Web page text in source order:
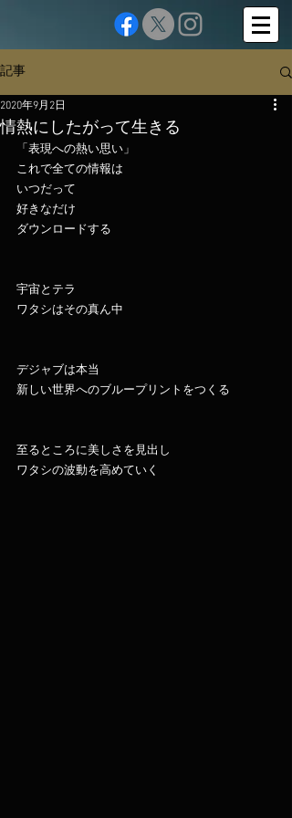
記事
情熱にしたがって生きる
2020年9月2日
「表現への熱い思い」
これで全ての情報は
いつだって
好きなだけ
ダウンロードする
宇宙とテラ
ワタシはその真ん中
デジャブは本当
新しい世界へのブループリントをつくる
至るところに美しさを見出し
ワタシの波動を高めていく